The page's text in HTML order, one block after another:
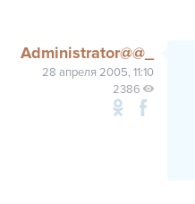
Administrator@@_
28 апреля 2005, 11:10
2386